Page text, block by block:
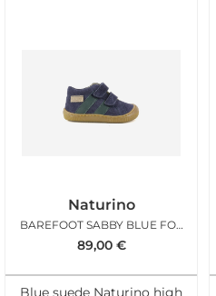
Naturino
BAREFOOT SABBY BLUE FOREST
89,00 €
Blue suede Naturino high